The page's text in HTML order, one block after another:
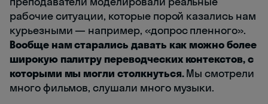
рабочие ситуации, которые порой казались нам
курьезными — например, «допрос пленного».
Вообще нам старались давать как можно более
широкую палитру переводческих контекстов, с
которыми мы могли столкнуться.Мы смотрели
много фильмов, слушали много музыки.